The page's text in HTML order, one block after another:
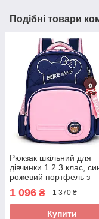
Подібні товари
Рюкзак шкільний для
дівчинки 1 2 3 клас,
рожевий портфель з
першокласниці в школу
1 096 ₴ 1 370 ₴
Купити